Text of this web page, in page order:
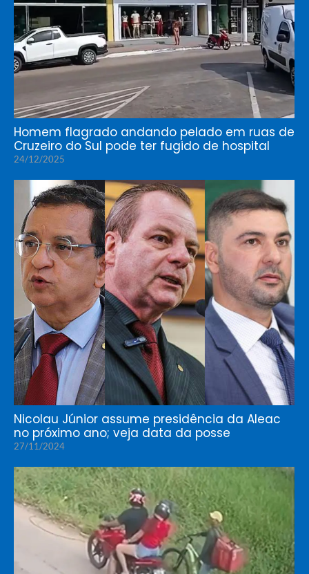
Homem flagrado andando pelado em ruas de
Cruzeiro do Sul pode ter fugido de hospital
24/12/2025
Nicolau Júnior assume presidência da Aleac
no próximo ano; veja data da posse
27/11/2024